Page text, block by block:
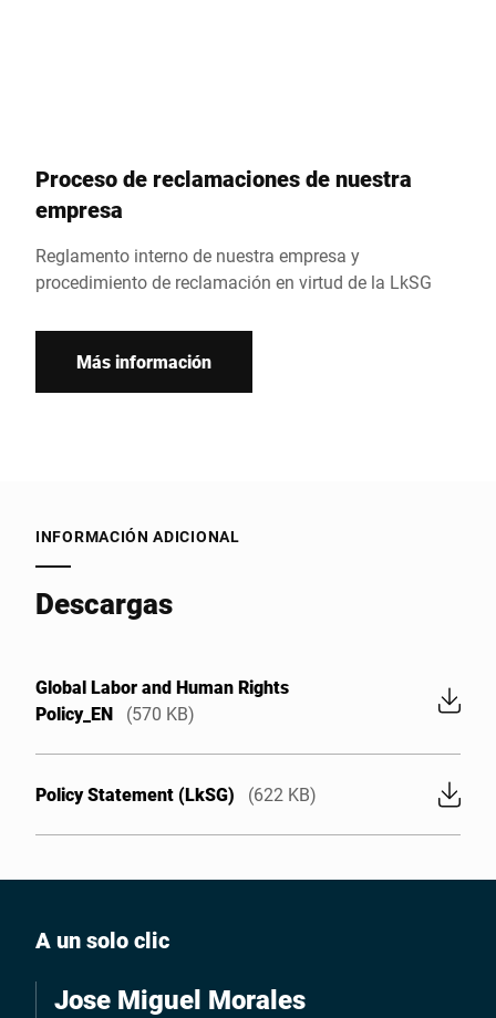
Proceso de reclamaciones de nuestra
empresa
Reglamento interno de nuestra empresa y
procedimiento de reclamación en virtud de la LkSG
Más información
INFORMACIÓN ADICIONAL
Descargas
Global Labor and Human Rights
Policy_EN
(570 KB)
Policy Statement (LkSG) (622 KB)
A un solo clic
Jose Miguel Morales